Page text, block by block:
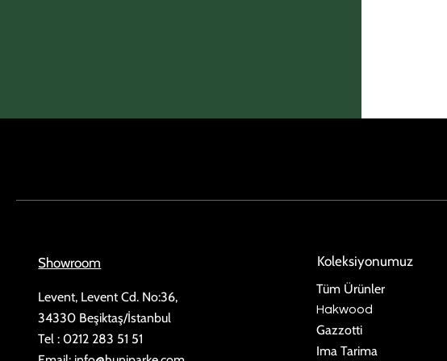
Showroom
Levent, Levent Cd. No:36,
34330 Beşiktaş/İstanbul
Tel : 0212 283 51 51
Koleksiyonumuz
Tüm Ürünler
Hakwood
Gazzotti
Ima Tarima